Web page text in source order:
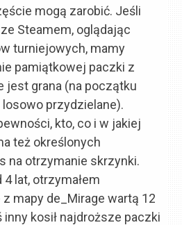
mogą zarobić. Jeśli
Steamem, oglądając
turniejowych, mamy
pamiątkowej paczki z
jest grana (na początku
przydzielane).
kto, co i w jakiej
też określonych
na otrzymanie skrzynki.
lat, otrzymałem
mapy de_Mirage wartą 12
inny kosił najdroższe paczki